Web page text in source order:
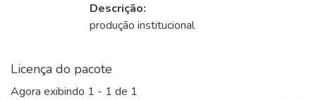
Descrição:
produção institucional
Licença do pacote
Agora exibindo 1 - 1 de 1